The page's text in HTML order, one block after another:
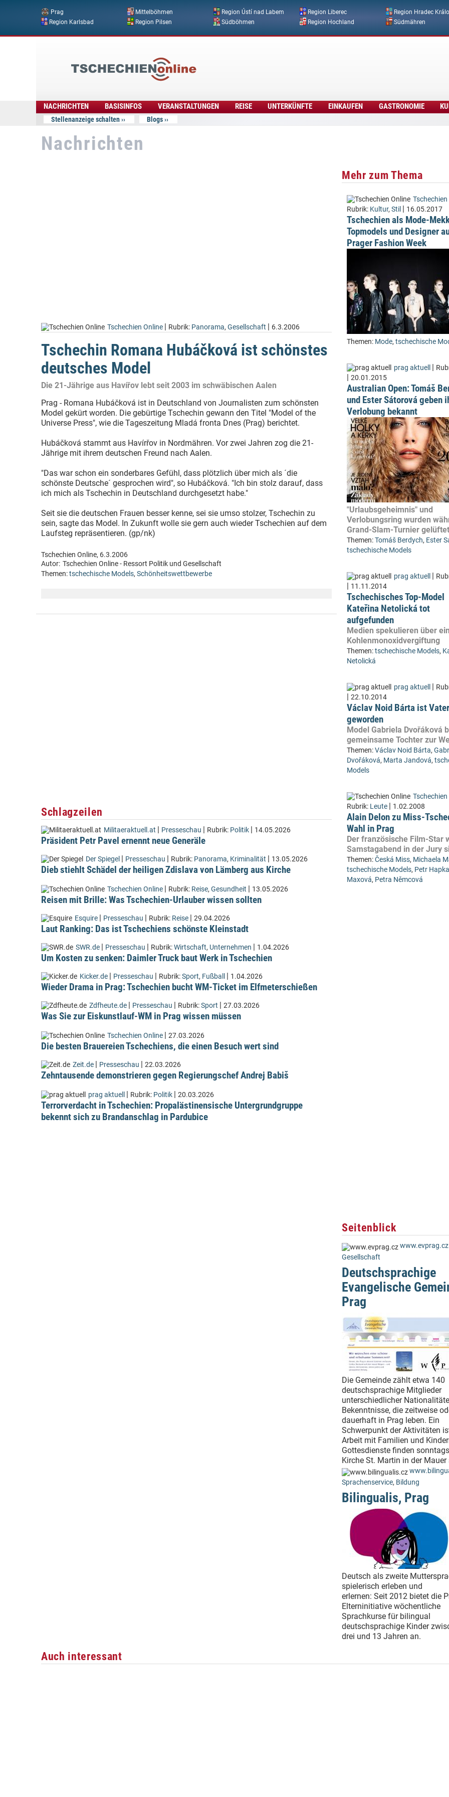
Direkt zum Inhalt
Prag Mittelböhmen Region Ústí nad Labem Region Liberec Region Hradec
Region Karlsbad
Region Pilsen Südböhmen Region Hochland Südmähren
Online
NACHRICHTEN BASISINFOS VERANSTALTUNGEN REISE UNTERKÜNFTE EINKAUFEN GASTRONOMIE
Stellenanzeige schalten Blogs
Nachrichten
Tschechien Online | Rubrik: Panorama, Gesellschaft | 6.3.2006
Tschechin Romana Hubáčková ist schönstes
deutsches Model
Die 21-Jährige aus Havířov lebt seit 2003 im schwäbischen Aalen
Prag - Romana Hubáčková ist in Deutschland von Journalisten zum schönsten
Model gekürt worden. Die gebürtige Tschechin gewann den Titel "Model of the
Universe Press", wie die Tageszeitung Mladá fronta Dnes (Prag) berichtet.
Hubáčková stammt aus Havírřov in Nordmähren. Vor zwei Jahren zog die 21-
Jährige mit ihrem deutschen Freund nach Aalen.
"Das war schon ein sonderbares Gefühl, dass plötzlich über mich als ´die
schönste Deutsche´ gesprochen wird", so Hubáčková. "Ich bin stolz darauf, dass
ich mich als Tschechin in Deutschland durchgesetzt habe."
Seit sie die deutschen Frauen besser kenne, sei sie umso stolzer, Tschechin zu
sein, sagte das Model. In Zukunft wolle sie gern auch wieder Tschechien auf dem
Laufsteg repräsentieren. (gp/nk)
Tschechien Online, 6.3.2006
Autor: Tschechien Online - Ressort Politik und Gesellschaft
Themen:tschechische Models, Schönheitswettbewerbe
Schlagzeilen
Militaeraktuell.at | Presseschau | Rubrik: Politik | 14.05.2026
Präsident Petr Pavel ernennt neue Generäle
Der Spiegel | Presseschau | Rubrik: Panorama, Kriminalität | 13.05.2026
Dieb stiehlt Schädel der heiligen Zdislava von Lämberg aus Kirche
Tschechien Online | Rubrik: Reise, Gesundheit | 13.05.2026
Reisen mit Brille: Was Tschechien-Urlauber wissen sollten
Esquire | Presseschau | Rubrik: Reise | 29.04.2026
Laut Ranking: Das ist Tschechiens schönste Kleinstadt
SWR.de | Presseschau | Rubrik:Wirtschaft, Unternehmen | 1.04.2026
Um Kosten zu senken: Daimler Truck baut Werk in Tschechien
Kicker.de | Presseschau | Rubrik:Sport, Fußball | 1.04.2026
Wieder Drama in Prag: Tschechien bucht WM-Ticket im Elfmeterschießen
Zdfheute.de | Presseschau | Rubrik:Sport | 27.03.2026
Was Sie zur Eiskunstlauf-WM in Prag wissen müssen
Tschechien Online | 27.03.2026
Die besten Brauereien Tschechiens, die einen Besuch wert sind
Zeit.de | Presseschau | 22.03.2026
Zehntausende demonstrieren gegen Regierungschef Andrej Babiš
prag aktuell | Rubrik: Politik | 20.03.2026
Terrorverdacht in Tschechien: Propalästinensische Untergrundgruppe
bekennt sich zu Brandanschlag in Pardubice
Mehr zum Thema
Tschechien
Rubrik: Kultur, Stil | 16.05.2017
Tschechien als Mode-
Topmodels und Designer
Prager Fashion Week
Themen: Mode, tschechische
prag aktuell |
| 20.01.2015
Australian Open: Tomáš
und Ester Sátorová geben
Verlobung bekannt
"Urlaubsgeheimnis" und
Verlobungsring wurden
Grand-Slam-Turnier gelüftet
Themen:Tomáš Berdych, Ester
tschechische Models
prag aktuell |
| 11.11.2014
Tschechisches Top-Model
Kateřina Netolická tot
aufgefunden
Medien spekulieren über
Kohlenmonoxidvergiftung
Themen:tschechische Models,
Netolická
prag aktuell |
| 22.10.2014
Václav Noid Bárta ist Vater
geworden
Model Gabriela Dvořáková
gemeinsame Tochter zur
Themen:Václav Noid Bárta,
Dvořáková, Marta Jandová,
Models
Tschechien
Rubrik: Leute | 1.02.2008
Alain Delon zu Miss-
Wahl in Prag
Der französische Film-Star
Samstagabend in der Jury
Themen:Česká Miss, Michaela
tschechische Models, Petr Hapka
Maxová, Petra Němcová
Seitenblick
www.evprag.cz
Gesellschaft
Deutschsprachige
Evangelische
Prag
Die Gemeinde zählt etwa 140
deutschsprachige Mitglieder
unterschiedlicher
Bekenntnisse, die zeitweise
dauerhaft in Prag leben. Ein
Schwerpunkt der Aktivitäten
Arbeit mit Familien und
Gottesdienste finden
Kirche St. Martin in der Mauer
Sprachenservice, Bildung
Bilingualis, Prag
Deutsch als zweite
spielerisch erleben und
erlernen: Seit 2012 bietet die
Elterninitiative wöchentliche
Sprachkurse für bilingual
deutschsprachige Kinder
drei und 13 Jahren an.
Auch interessant